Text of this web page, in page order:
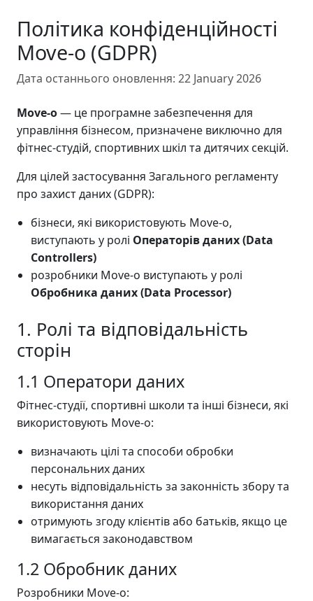
Політика конфіденційності
Move-o (GDPR)
Дата останнього оновлення: 22 January 2026
Move-o— це програмне забезпечення для
управління бізнесом, призначене виключно для
фітнес-студій, спортивних шкіл та дитячих секцій.
Для цілей застосування Загального регламенту
про захист даних (GDPR):
бізнеси, які використовують Move-o,
виступають у ролі Операторів даних (Data
Controllers)
розробники Move-o виступають у ролі
Обробника даних (Data Processor)
1. Ролі та відповідальність
сторін
1.1 Оператори даних
Фітнес-студії, спортивні школи та інші бізнеси, які
використовують Move-o:
визначають цілі та способи обробки
персональних даних
несуть відповідальність за законність збору та
використання даних
отримують згоду клієнтів або батьків, якщо це
вимагається законодавством
1.2 Обробник даних
Розробники Move-o: